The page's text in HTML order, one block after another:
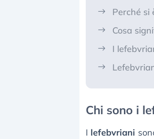
Perché si
Cosa
I
Chi sono i
I lefebvriani